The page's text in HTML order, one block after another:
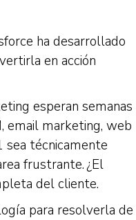
ha desarrollado
en acción
esperan semanas
email marketing, web
sea técnicamente
frustrante. ¿El
del cliente.
para resolverla de